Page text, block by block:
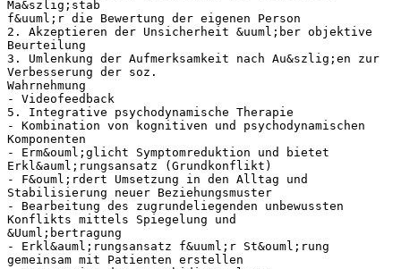
Ma&szlig;stab
f&uuml;r die Bewertung der eigenen Person
2. Akzeptieren der Unsicherheit &uuml;ber objektive
Beurteilung
3. Umlenkung der Aufmerksamkeit nach Au&szlig;en zur
Verbesserung der soz.
Wahrnehmung
- Videofeedback
5. Integrative psychodynamische Therapie
- Kombination von kognitiven und psychodynamischen
Komponenten
- Erm&ouml;glicht Symptomreduktion und bietet
Erkl&auml;rungsansatz (Grundkonflikt)
- F&ouml;rdert Umsetzung in den Alltag und
Stabilisierung neuer Beziehungsmuster
- Bearbeitung des zugrundeliegenden unbewussten
Konflikts mittels Spiegelung und
&Uuml;bertragung
- Erkl&auml;rungsansatz f&uuml;r St&ouml;rung
gemeinsam mit Patienten erstellen